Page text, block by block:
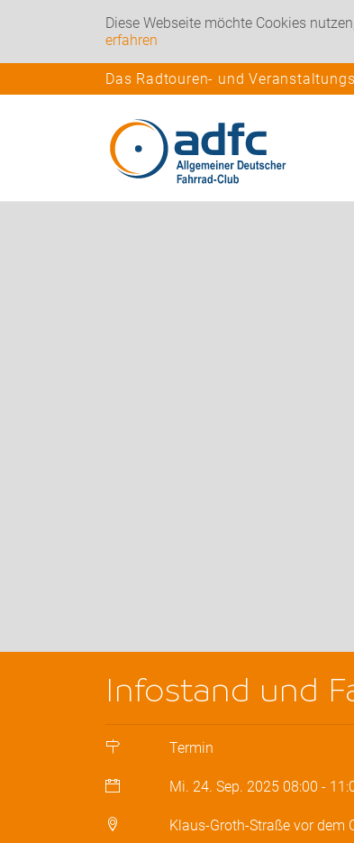
Diese Webseite möchte Cookies
erfahren
Das Radtouren- und
Infostand und
Termin
Mi. 24. Sep. 2025 08:00 -
Klaus-Groth-Straße vor dem